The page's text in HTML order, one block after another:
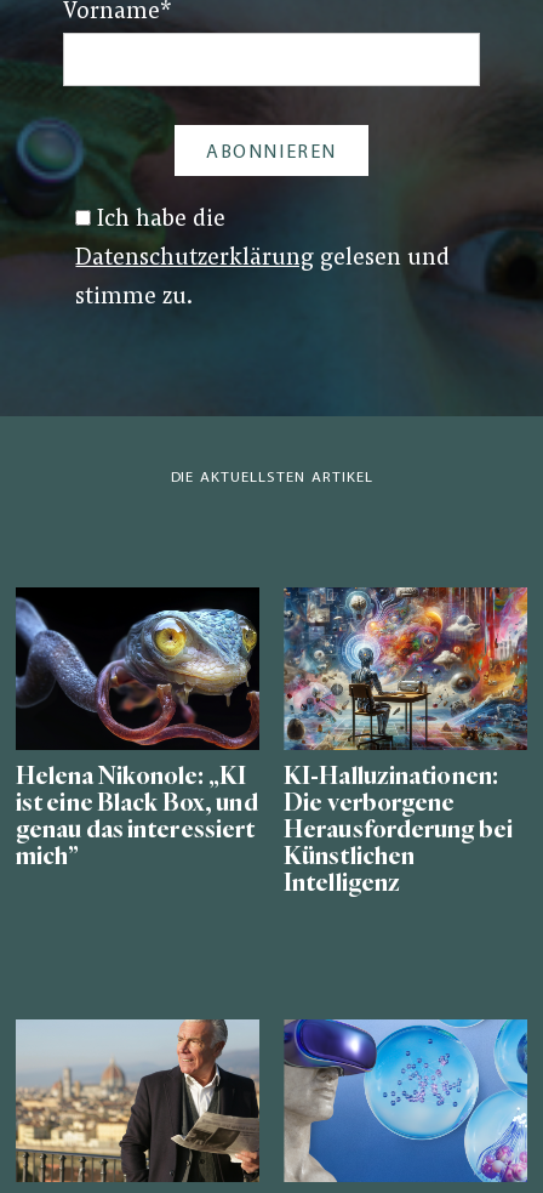
Vorname*
Ich habe die
Datenschutzerklärung gelesen und
stimme zu.
DIE AKTUELLSTEN ARTIKEL
Helena Nikonole: „KI
ist eine Black Box, und
genau das interessiert
mich”
KI-Halluzinationen:
Die verborgene
Herausforderung bei
Künstlichen
Intelligenz